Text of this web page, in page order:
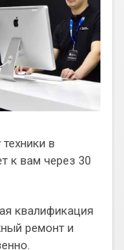
в
к вам через 30
квалификация
ремонт и